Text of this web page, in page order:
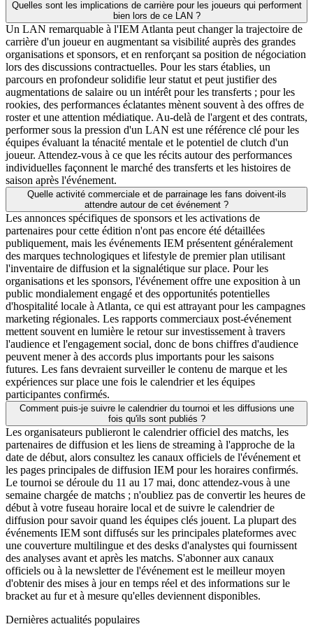
Quelles sont les implications de carrière pour les joueurs qui performent
bien lors de ce LAN ?
Un LAN remarquable à l'IEM Atlanta peut changer la trajectoire de
carrière d'un joueur en augmentant sa visibilité auprès des grandes
organisations et sponsors, et en renforçant sa position de négociation
lors des discussions contractuelles. Pour les stars établies, un
parcours en profondeur solidifie leur statut et peut justifier des
augmentations de salaire ou un intérêt pour les transferts ; pour les
rookies, des performances éclatantes mènent souvent à des offres de
roster et une attention médiatique. Au-delà de l'argent et des contrats,
performer sous la pression d'un LAN est une référence clé pour les
équipes évaluant la ténacité mentale et le potentiel de clutch d'un
joueur. Attendez-vous à ce que les récits autour des performances
individuelles façonnent le marché des transferts et les histoires de
saison après l'événement.
Quelle activité commerciale et de parrainage les fans doivent-ils
attendre autour de cet événement ?
Les annonces spécifiques de sponsors et les activations de
partenaires pour cette édition n'ont pas encore été détaillées
publiquement, mais les événements IEM présentent généralement
des marques technologiques et lifestyle de premier plan utilisant
l'inventaire de diffusion et la signalétique sur place. Pour les
organisations et les sponsors, l'événement offre une exposition à un
public mondialement engagé et des opportunités potentielles
d'hospitalité locale à Atlanta, ce qui est attrayant pour les campagnes
marketing régionales. Les rapports commerciaux post-événement
mettent souvent en lumière le retour sur investissement à travers
l'audience et l'engagement social, donc de bons chiffres d'audience
peuvent mener à des accords plus importants pour les saisons
futures. Les fans devraient surveiller le contenu de marque et les
expériences sur place une fois le calendrier et les équipes
participantes confirmés.
Comment puis-je suivre le calendrier du tournoi et les diffusions une
fois qu'ils sont publiés ?
Les organisateurs publieront le calendrier officiel des matchs, les
partenaires de diffusion et les liens de streaming à l'approche de la
date de début, alors consultez les canaux officiels de l'événement et
les pages principales de diffusion IEM pour les horaires confirmés.
Le tournoi se déroule du 11 au 17 mai, donc attendez-vous à une
semaine chargée de matchs ; n'oubliez pas de convertir les heures de
début à votre fuseau horaire local et de suivre le calendrier de
diffusion pour savoir quand les équipes clés jouent. La plupart des
événements IEM sont diffusés sur les principales plateformes avec
une couverture multilingue et des desks d'analystes qui fournissent
des analyses avant et après les matchs. S'abonner aux canaux
officiels ou à la newsletter de l'événement est le meilleur moyen
d'obtenir des mises à jour en temps réel et des informations sur le
bracket au fur et à mesure qu'elles deviennent disponibles.
Dernières actualités populaires